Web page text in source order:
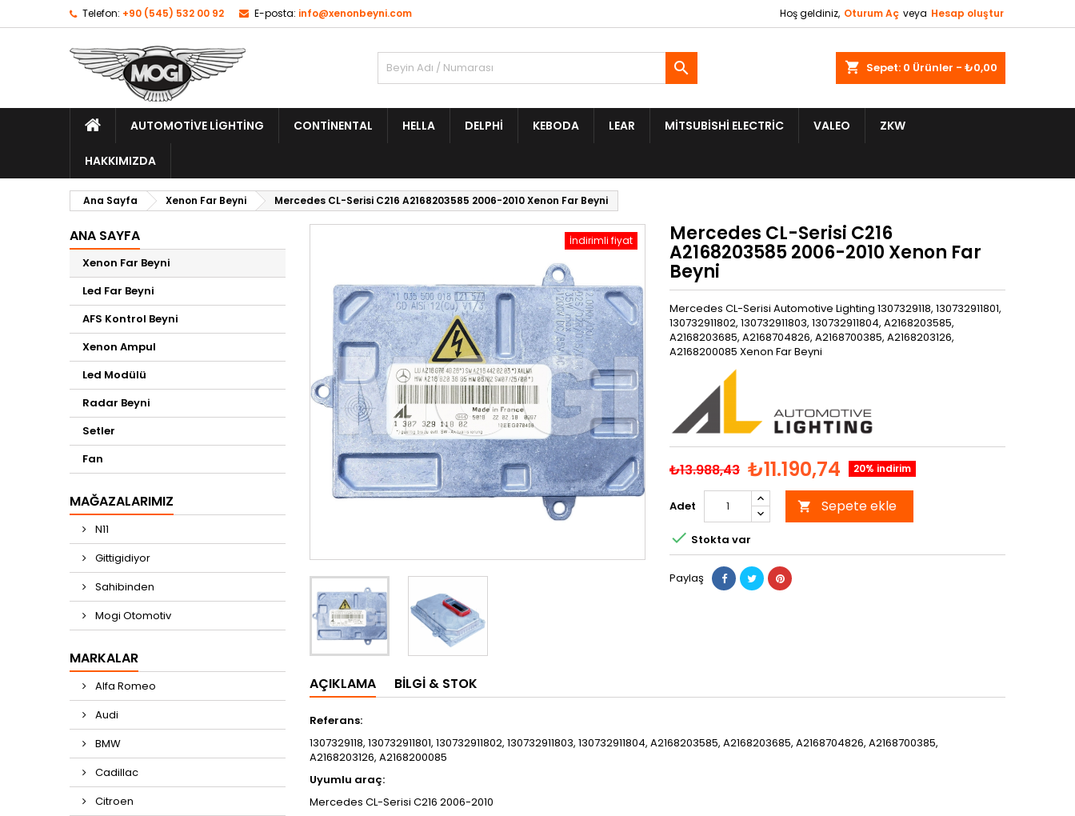
Telefon: +90 (545) 532 00 92 E-posta: info@xenonbeyni.com Hoş geldiniz, Oturum Aç veya Hesap oluştur
shopping_cart Sepet: 0 Ürünler - ₺0,00

AUTOMOTIVE LIGHTING CONTINENTAL HELLA DELPHI KEBODA LEAR MITSUBISHI ELECTRIC VALEO ZKW
HAKKIMIZDA
Ana Sayfa Xenon Far Beyni Mercedes CL-Serisi C216 A2168203585 2006-2010 Xenon Far Beyni
ANA SAYFA
Xenon Far Beyni
Led Far Beyni
AFS Kontrol Beyni
Xenon Ampul
Led Modülü
Radar Beyni
Setler
Fan
MAĞAZALARIMIZ
N11
Gittigidiyor
Sahibinden
Mogi Otomotiv
MARKALAR
Alfa Romeo
Audi
BMW
Cadillac
Citroen
İndirimli fiyat Mercedes CL-Serisi C216
A2168203585 2006-2010 Xenon Far
Beyni
Mercedes CL-Serisi Automotive Lighting 1307329118, 130732911801,
130732911802, 130732911803, 130732911804, A2168203585,
A2168203685, A2168704826, A2168700385, A2168203126,
A2168200085 Xenon Far Beyni
₺13.988,43 ₺11.190,74 20% indirim
Adet  Sepete ekle
 Stokta var
Paylaş
AÇIKLAMA BILGI & STOK
Referans:
1307329118, 130732911801, 130732911802, 130732911803, 130732911804, A2168203585, A2168203685, A2168704826, A2168700385,
A2168203126, A2168200085
Uyumlu araç:
Mercedes CL-Serisi C216 2006-2010